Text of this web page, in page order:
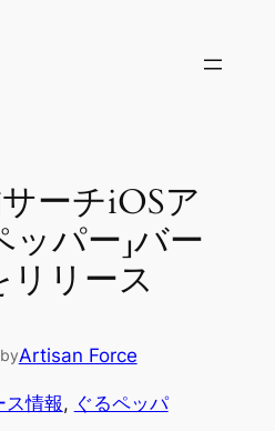
ーチiOSア
ッパー」バー
リリース
byArtisan Force
情報, ぐるペッパ